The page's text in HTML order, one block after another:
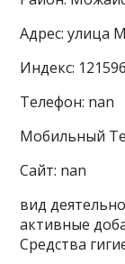
Адрес: улица
Индекс:
Телефон: nan
Мобильный
Сайт: nan
вид
активные
Средства